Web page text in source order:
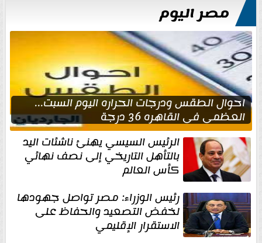
مصر اليوم
احوال الطقس ودرجات الحراره اليوم السبت...
العظمى في القاهره 36 درجة
الرئيس السيسي يهنئ ناشئات اليد
بالتأهل التاريخي إلى نصف نهائي
كأس العالم
رئيس الوزراء: مصر تواصل جهودها
لخفض التصعيد والحفاظ على
الاستقرار الإقليمي